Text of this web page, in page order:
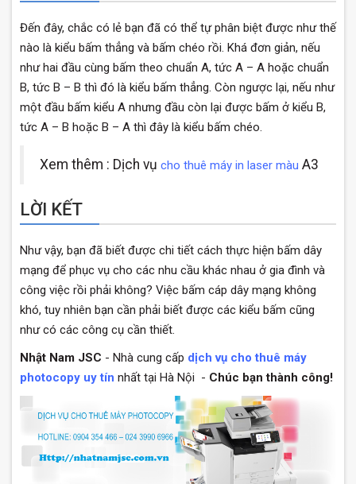
Đến đây, chắc có lẻ bạn đã có thể tự phân biệt được như thế
nào là kiểu bấm thẳng và bấm chéo rồi. Khá đơn giản, nếu
như hai đầu cùng bấm theo chuẩn A, tức A – A hoặc chuẩn
B, tức B – B thì đó là kiểu bấm thẳng. Còn ngược lại, nếu như
một đầu bấm kiểu A nhưng đầu còn lại được bấm ở kiểu B,
tức A – B hoặc B – A thì đây là kiểu bấm chéo.
Xem thêm : Dịch vụ cho thuê máy in laser màu A3
LỜI KẾT
Như vậy, bạn đã biết được chi tiết cách thực hiện bấm dây
mạng để phục vụ cho các nhu cầu khác nhau ở gia đình và
công việc rồi phải không? Việc bấm cáp dây mạng không
khó, tuy nhiên bạn cần phải biết được các kiểu bấm cũng
như có các công cụ cần thiết.
Nhật Nam JSC - Nhà cung cấp dịch vụ cho thuê máy
photocopy uy tín nhất tại Hà Nội - Chúc bạn thành công!